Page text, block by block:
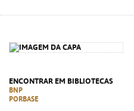
ENCONTRAR EM BIBLIOTECAS
BNP
PORBASE